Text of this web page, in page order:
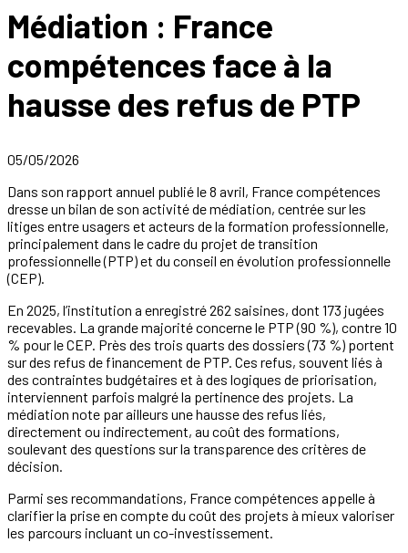
Médiation : France
compétences face à la
hausse des refus de PTP
05/05/2026
Dans son rapport annuel publié le 8 avril, France compétences
dresse un bilan de son activité de médiation, centrée sur les
litiges entre usagers et acteurs de la formation professionnelle,
principalement dans le cadre du projet de transition
professionnelle (PTP) et du conseil en évolution professionnelle
(CEP).
En 2025, l’institution a enregistré 262 saisines, dont 173 jugées
recevables. La grande majorité concerne le PTP (90 %), contre 10
% pour le CEP. Près des trois quarts des dossiers (73 %) portent
sur des refus de financement de PTP. Ces refus, souvent liés à
des contraintes budgétaires et à des logiques de priorisation,
interviennent parfois malgré la pertinence des projets. La
médiation note par ailleurs une hausse des refus liés,
directement ou indirectement, au coût des formations,
soulevant des questions sur la transparence des critères de
décision.
Parmi ses recommandations, France compétences appelle à
clarifier la prise en compte du coût des projets à mieux valoriser
les parcours incluant un co-investissement.